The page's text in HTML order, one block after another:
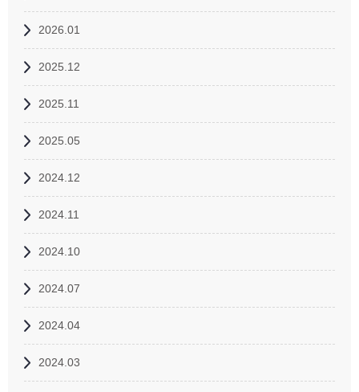
2026.01
2025.12
2025.11
2025.05
2024.12
2024.11
2024.10
2024.07
2024.04
2024.03